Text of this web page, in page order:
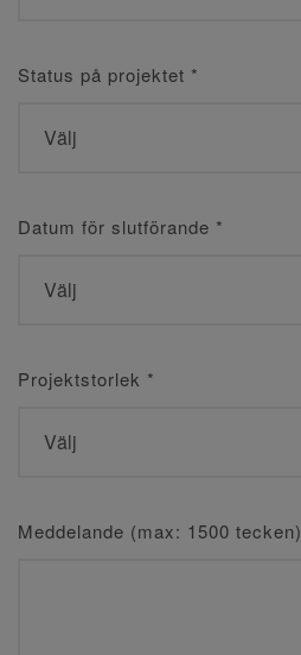
Status på projektet *
Datum för slutförande *
Projektstorlek *
Meddelande (max: 1500 tecken)